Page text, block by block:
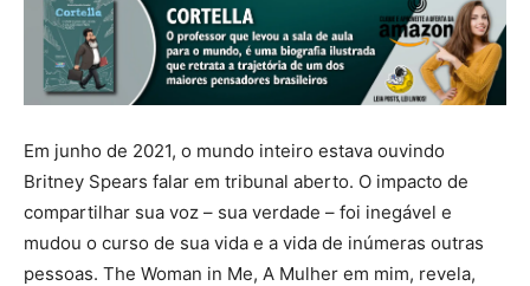
Em junho de 2021, o mundo inteiro estava ouvindo
Britney Spears falar em tribunal aberto. O impacto de
compartilhar sua voz – sua verdade – foi inegável e
mudou o curso de sua vida e a vida de inúmeras outras
pessoas. The Woman in Me, A Mulher em mim, revela,